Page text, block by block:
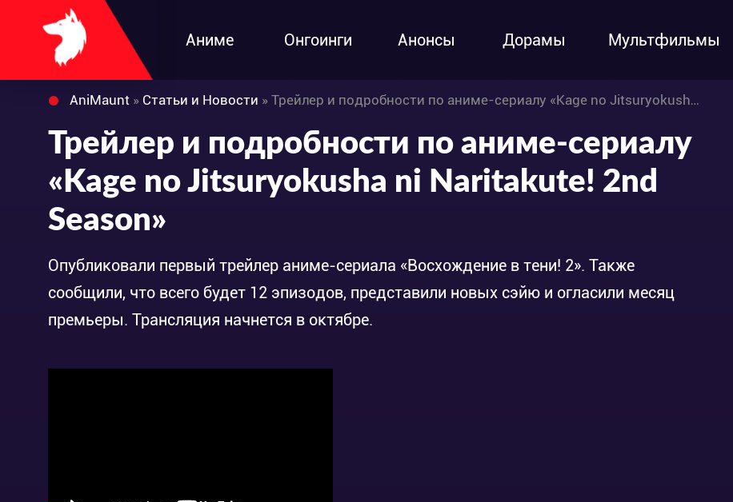
Аниме Онгоинги Анонсы Дорамы Мультфильмы
AniMaunt » Статьи и Новости » Трейлер и подробности по аниме-сериалу «Kage no Jitsuryokusha ni Naritakute! 2nd Season»
Трейлер и подробности по аниме-сериалу
«Kage no Jitsuryokusha ni Naritakute! 2nd
Season»
Опубликовали первый трейлер аниме-сериала «Восхождение в тени! 2». Также
сообщили, что всего будет 12 эпизодов, представили новых сэйю и огласили месяц
премьеры. Трансляция начнется в октябре.